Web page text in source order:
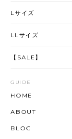
Lサイズ
LLサイズ
【SALE】
GUIDE
HOME
ABOUT
BLOG